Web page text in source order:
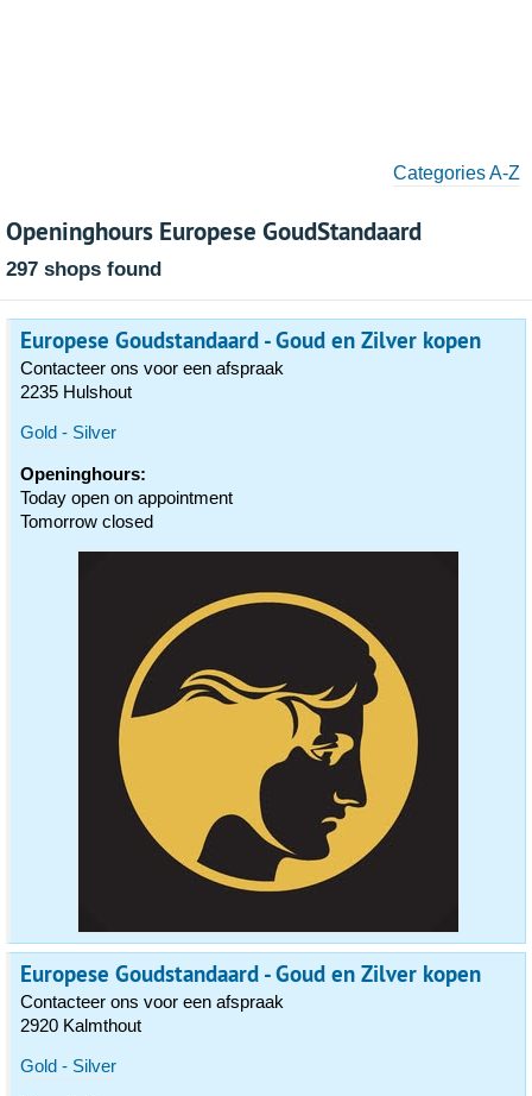
Categories A-Z
Openinghours Europese GoudStandaard
297 shops found
Europese Goudstandaard - Goud en Zilver kopen
Contacteer ons voor een afspraak
2235 Hulshout
Gold - Silver
Openinghours:
Today open on appointment
Tomorrow closed
Europese Goudstandaard - Goud en Zilver kopen
Contacteer ons voor een afspraak
2920 Kalmthout
Gold - Silver